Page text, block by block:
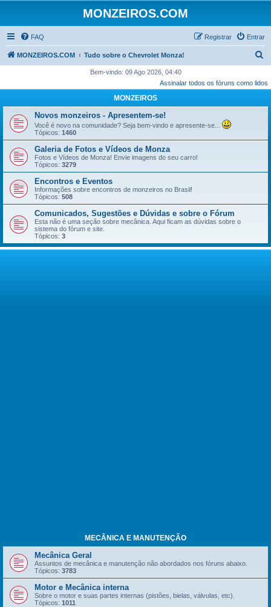
MONZEIROS.COM
FAQ Entrar
Registrar
MONZEIROS.COM Tudo sobre o Chevrolet Monza!
s
s
r
Bem-vindo: 09 Ago 2026, 04:40
Assinalar todos os fóruns como lidos
MONZEIROS
Novos monzeiros - Apresentem-se!
Você é novo na comunidade? Seja bem-vindo e apresente-se...
Tópicos: 1460
Galeria de Fotos e Vídeos de Monza
Fotos e Vídeos de Monza! Envie imagens do seu carro!
Tópicos: 3279
Encontros e Eventos
Informações sobre encontros de monzeiros no Brasil!
Tópicos: 508
Comunicados, Sugestões e Dúvidas e sobre o Fórum
Esta não é uma seção sobre mecânica. Aqui ficam as dúvidas sobre o
sistema do fórum e site.
Tópicos: 3
MECÂNICA E MANUTENÇÃO
Mecânica Geral
Assuntos de mecânica e manutenção não abordados nos fóruns abaixo.
Tópicos: 3783
Motor e Mecânica interna
Sobre o motor e suas partes internas (pistões, bielas, válvulas, etc).
Tópicos: 1011